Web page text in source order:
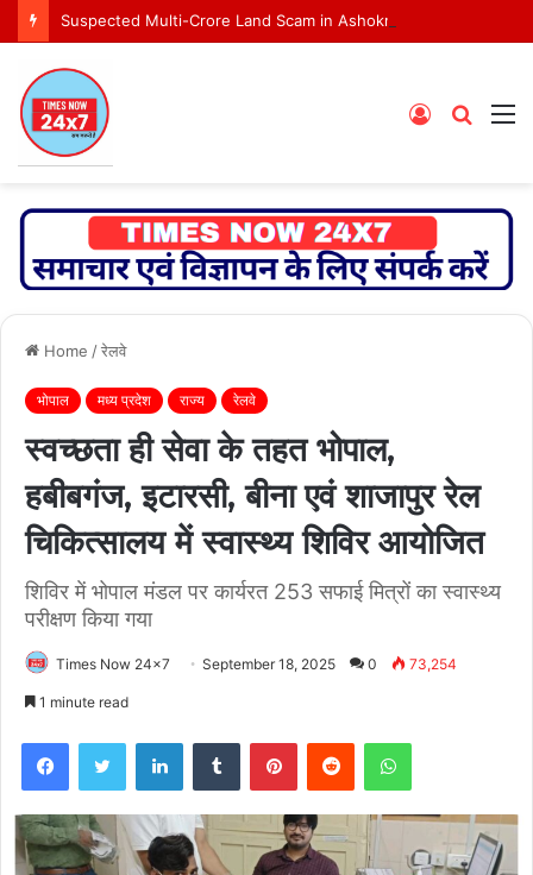
Search
Log
Home /रेलवे
भोपाल मध्य प्रदेश राज्य रेलवे
स्वच्छता ही सेवा के तहत भोपाल,
हबीबगंज, इटारसी, बीना एवं शाजापुर रेल
चिकित्सालय में स्वास्थ्य शिविर आयोजित
शिविर में भोपाल मंडल पर कार्यरत 253 सफाई मित्रों का स्वास्थ्य
परीक्षण किया गया
Times Now 24x7 September 18, 2025 0 73,254
1 minute read
FacebookTwitter LinkedInTumblr PinterestReddit WhatsApp